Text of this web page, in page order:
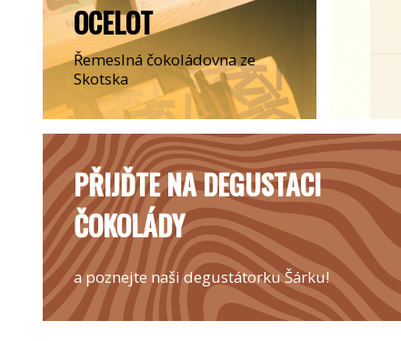
OCELOT
Řemeslná čokoládovna ze
Skotska
PŘIJĎTE NA DEGUSTACI
ČOKOLÁDY
a poznejte naši degustátorku Šárku!